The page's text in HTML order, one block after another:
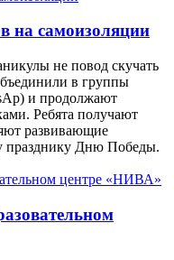
на самоизоляции
не повод скучать
в группы
и продолжают
Ребята получают
развивающие
празднику Дню Победы.